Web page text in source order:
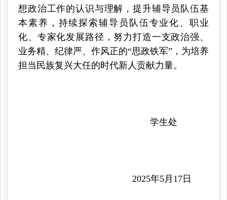
想政治工作的认识与理解，提升辅导员队伍基
本素养，持续探索辅导员队伍专业化、职业
化、专家化发展路径，努力打造一支政治强、
业务精、纪律严、作风正的“思政铁军”，为培养
担当民族复兴大任的时代新人贡献力量。
学生处
2025年5月17日